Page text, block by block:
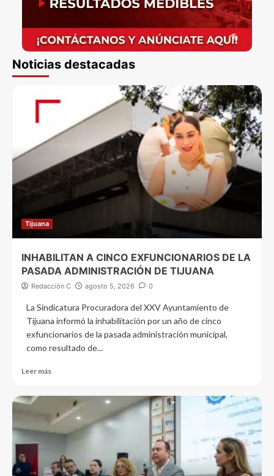
Noticias destacadas
Tijuana
INHABILITAN A CINCO EXFUNCIONARIOS DE LA
PASADA ADMINISTRACIÓN DE TIJUANA
Redacción C agosto 5, 2026 0
La Sindicatura Procuradora del XXV Ayuntamiento de
Tijuana informó la inhabilitación por un año de cinco
exfuncionarios de la pasada administración municipal,
como resultado de...
Leer más